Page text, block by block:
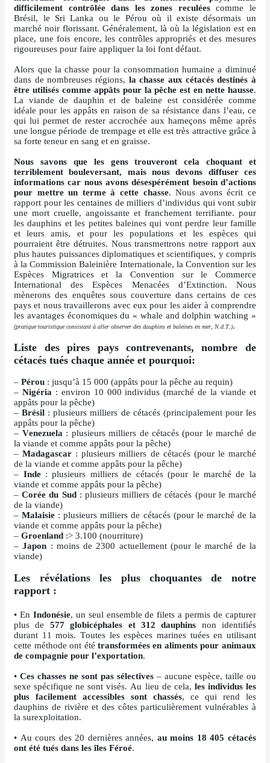
difficilement contrôlée dans les zones reculéescomme le
Brésil, le Sri Lanka ou le Pérou où il existe désormais un
marché noir florissant. Généralement, là où la législation est en
place, une fois encore, les contrôles appropriés et des mesures
rigoureuses pour faire appliquer la loi font défaut.
Alors que la chasse pour la consommation humaine a diminué
dans de nombreuses régions, la chasse aux cétacés destinés à
être utilisés comme appâts pour la pêche est en nette hausse.
La viande de dauphin et de baleine est considérée comme
idéale pour les appâts en raison de sa résistance dans l’eau, ce
qui lui permet de rester accrochée aux hameçons même après
une longue période de trempage et elle est très attractive grâce à
sa forte teneur en sang et en graisse.
Nous savons que les gens trouveront cela choquant et
terriblement bouleversant, mais nous devons diffuser ces
informations car nous avons désespérément besoin d’actions
pour mettre un terme à cette chasse. Nous avons écrit ce
rapport pour les centaines de milliers d’individus qui vont subir
une mort cruelle, angoissante et franchement terrifiante. pour
les dauphins et les petites baleines qui vont perdre leur famille
et leurs amis, et pour les populations et les espèces qui
pourraient être détruites. Nous transmettrons notre rapport aux
plus hautes puissances diplomatiques et scientifiques, y compris
à la Commission Baleinière Internationale, la Convention sur les
Espèces Migratrices et la Convention sur le Commerce
International des Espèces Menacées d’Extinction. Nous
mènerons des enquêtes sous couverture dans certains de ces
pays et nous travaillerons avec eux pour les aider à comprendre
les avantages économiques du « whale and dolphin watching »
(pratique touristique consistant à aller observer des dauphins et baleines en mer, N.d.T.).
Liste des pires pays contrevenants, nombre de
cétacés tués chaque année et pourquoi:
–Pérou : jusqu’à 15 000 (appâts pour la pêche au requin)
– Nigéria : environ 10 000 individus (marché de la viande et
appâts pour la pêche)
–Brésil : plusieurs milliers de cétacés (principalement pour les
appâts pour la pêche)
– Venezuela : plusieurs milliers de cétacés (pour le marché de
la viande et comme appâts pour la pêche)
–Madagascar : plusieurs milliers de cétacés (pour le marché
de la viande et comme appâts pour la pêche)
– Inde: plusieurs milliers de cétacés (pour le marché de la
viande et comme appâts pour la pêche)
–Corée du Sud: plusieurs milliers de cétacés (pour le marché
de la viande)
–Malaisie : plusieurs milliers de cétacés (pour le marché de la
viande et comme appâts pour la pêche)
–Groenland :> 3.100 (nourriture)
–Japon : moins de 2300 actuellement (pour le marché de la
viande)
Les révélations les plus choquantes de notre
rapport :
• En Indonésie, un seul ensemble de filets a permis de capturer
plus de 577 globicéphales et 312 dauphins non identifiés
durant 11 mois. Toutes les espèces marines tuées en utilisant
cette méthode ont été transformées en aliments pour animaux
de compagnie pour l’exportation.
•Ces chasses ne sont pas sélectives – aucune espèce, taille ou
sexe spécifique ne sont visés. Au lieu de cela, les individus les
plus facilement accessibles sont chassés, ce qui rend les
dauphins de rivière et des côtes particulièrement vulnérables à
la surexploitation.
• Au cours des 20 dernières années, au moins 18 405 cétacés
ont été tués dans les îles Féroé.